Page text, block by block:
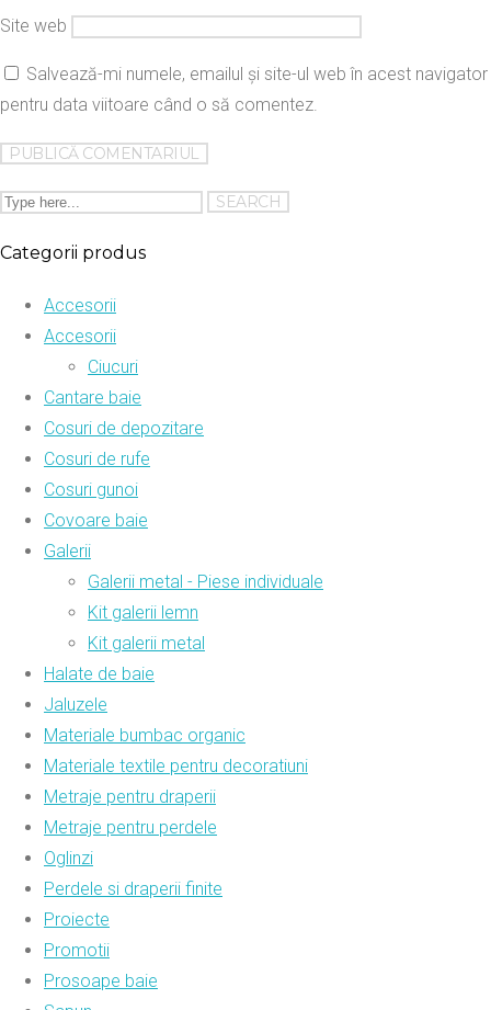
Site web
Salvează-mi numele, emailul și site-ul web în acest navigator
pentru data viitoare când o să comentez.
Categorii produs
Accesorii
Accesorii
Ciucuri
Cantare baie
Cosuri de depozitare
Cosuri de rufe
Cosuri gunoi
Covoare baie
Galerii
Galerii metal - Piese individuale
Kit galerii lemn
Kit galerii metal
Halate de baie
Jaluzele
Materiale bumbac organic
Materiale textile pentru decoratiuni
Metraje pentru draperii
Metraje pentru perdele
Oglinzi
Perdele si draperii finite
Proiecte
Promotii
Prosoape baie